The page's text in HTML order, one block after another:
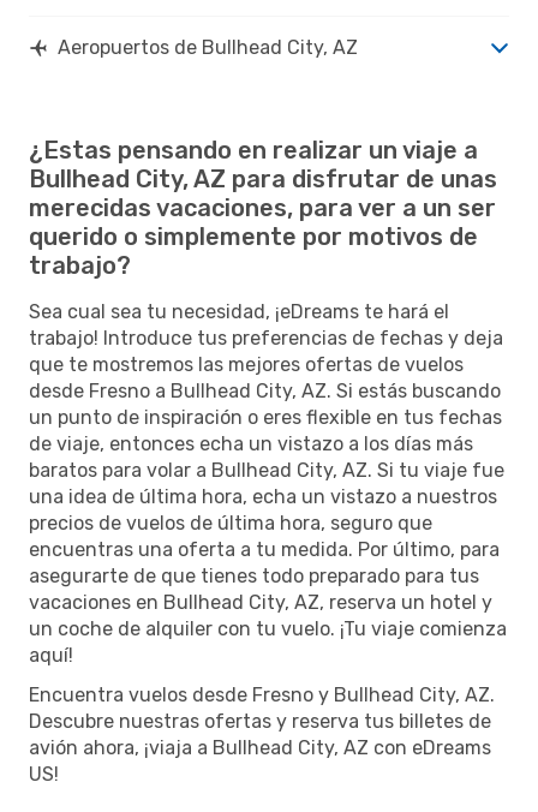
Aeropuertos de Bullhead City, AZ
¿Estas pensando en realizar un viaje a
Bullhead City, AZ para disfrutar de unas
merecidas vacaciones, para ver a un ser
querido o simplemente por motivos de
trabajo?
Sea cual sea tu necesidad, ¡eDreams te hará el
trabajo! Introduce tus preferencias de fechas y deja
que te mostremos las mejores ofertas de vuelos
desde Fresno a Bullhead City, AZ. Si estás buscando
un punto de inspiración o eres flexible en tus fechas
de viaje, entonces echa un vistazo a los días más
baratos para volar a Bullhead City, AZ. Si tu viaje fue
una idea de última hora, echa un vistazo a nuestros
precios de vuelos de última hora, seguro que
encuentras una oferta a tu medida. Por último, para
asegurarte de que tienes todo preparado para tus
vacaciones en Bullhead City, AZ, reserva un hotel y
un coche de alquiler con tu vuelo. ¡Tu viaje comienza
aquí!
Encuentra vuelos desde Fresno y Bullhead City, AZ.
Descubre nuestras ofertas y reserva tus billetes de
avión ahora, ¡viaja a Bullhead City, AZ con eDreams
US!